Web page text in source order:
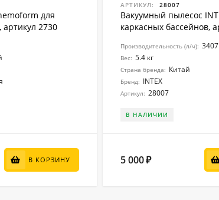
для
артикул 2730
В КОРЗИНУ
АРТИКУЛ: 28007
Вакуумный пылесос
каркасных бассейнов,
Производительность (л/ч): 3407
Вес: 5.4 кг
Страна бренда: Китай
Бренд: INTEX
Артикул: 28007
В НАЛИЧИИ
5 000₽